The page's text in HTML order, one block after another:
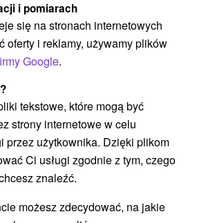
Przejdź do
bratislava@izbacislo13.sk
8' 48.6''
7' 4.33''
i pomiarach
się na stronach internetowych
oferty i reklamy, używamy plików
Google.
tekstowe, które mogą być
strony internetowe w celu
przez użytkownika. Dzięki plikom
Ci usługi zgodnie z tym, czego
znaleźć.
możesz zdecydować, na jakie